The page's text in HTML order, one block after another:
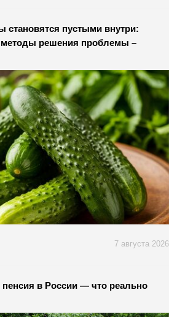
становятся пустыми внутри:
решения проблемы –
7 августа 2026
пенсия в России — что реально